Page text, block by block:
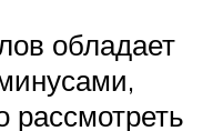
обладает
рассмотреть